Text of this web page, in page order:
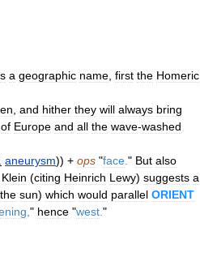
a geographic name first the Homeric
and hither they will always bring
of Europe and all the wave-washed
aneurysm)) + ops "face " But also
Klein (citing Heinrich Lewy) suggests a
the sun) which would parallel ORIENT
" hence "west "